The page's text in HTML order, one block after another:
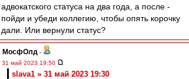
адвокатского статуса на два года, а после -
пойди и убеди коллегию, чтобы опять корочку
дали. Или вернули статус?
МосфОлд -
31 май 2023 19:50
slava1 » 31 май 2023 19:30